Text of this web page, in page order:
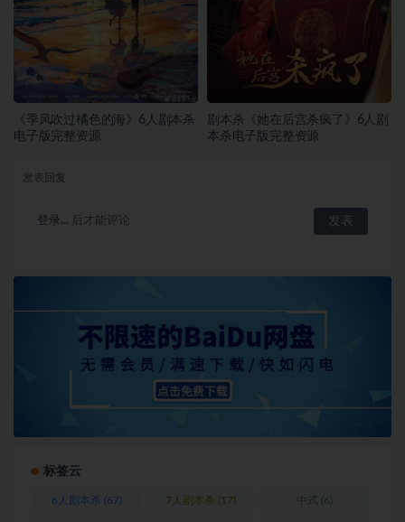
《季风吹过橘色的海》6人剧本杀
电子版完整资源
剧本杀《她在后宫杀疯了》6人剧
本杀电子版完整资源
登录... 后才能评论
标签云
6人剧本杀 (67) 7人剧本杀 (17) 中式 (6)